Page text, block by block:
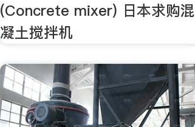
(Concrete mixer) 日本求购混
凝土搅拌机